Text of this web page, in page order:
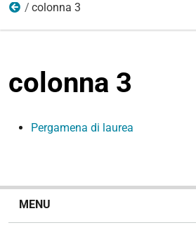
laurearsi
colonna 3
colonna 3
Pergamena di laurea
MENU